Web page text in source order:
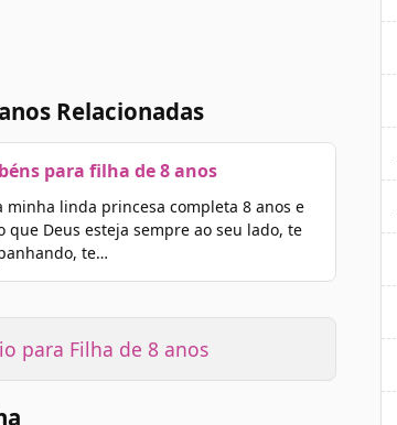
Relacionadas
para filha de 8 anos
minha linda princesa completa 8 anos e
que Deus esteja sempre ao seu lado, te
te…
para Filha de 8 anos